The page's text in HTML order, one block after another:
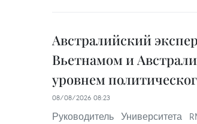
Австралийский
Вьетнамом и
уровнем
08/08/2026 08:23
Руководитель Университета